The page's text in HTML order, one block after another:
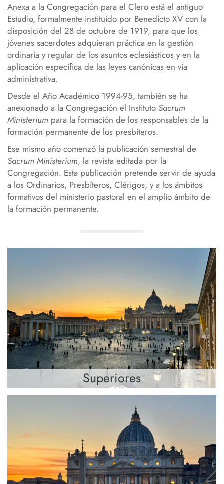
Anexa a la Congregación para el Clero está el antiguo
Estudio, formalmente instituido por Benedicto XV con la
disposición del 28 de octubre de 1919, para que los
jóvenes sacerdotes adquieran práctica en la gestión
ordinaria y regular de los asuntos eclesiásticos y en la
aplicación específica de las leyes canónicas en vía
administrativa.
Desde el Año Académico 1994-95, también se ha
anexionado a la Congregación el Instituto Sacrum
Ministerium para la formación de los responsables de la
formación permanente de los presbíteros.
Ese mismo año comenzó la publicación semestral de
Sacrum Ministerium, la revista editada por la
Congregación. Esta publicación pretende servir de ayuda
a los Ordinarios, Presbíteros, Clérigos, y a los ámbitos
formativos del ministerio pastoral en el amplio ámbito de
la formación permanente.
Superiores